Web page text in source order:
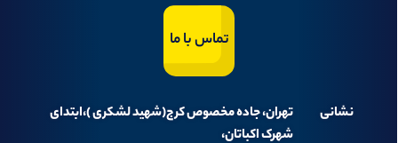
تماس با ما
نشانی
تهران، جاده مخصوص کرج(شهید لشکری )،ابتدای
شهرک اکباتان،